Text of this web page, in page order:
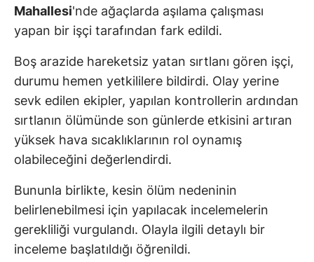
Mahallesi'nde ağaçlarda aşılama çalışması
yapan bir işçi tarafından fark edildi.
Boş arazide hareketsiz yatan sırtlanı gören işçi,
durumu hemen yetkililere bildirdi. Olay yerine
sevk edilen ekipler, yapılan kontrollerin ardından
sırtlanın ölümünde son günlerde etkisini artıran
yüksek hava sıcaklıklarının rol oynamış
olabileceğini değerlendirdi.
Bununla birlikte, kesin ölüm nedeninin
belirlenebilmesi için yapılacak incelemelerin
gerekliliği vurgulandı. Olayla ilgili detaylı bir
inceleme başlatıldığı öğrenildi.